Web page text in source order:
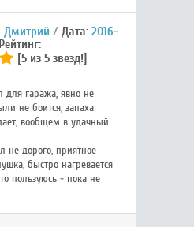
Дата: 2016-
Рейтинг:
[5 из 5 звезд!]
для гаража, явно не
не боится, запаха
вообщем в удачный
не дорого, приятное
быстро нагревается
пользуюсь - пока не